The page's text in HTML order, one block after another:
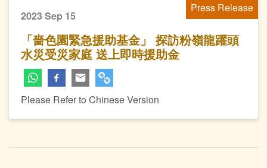
Press Release
2023 Sep 15
「嗇色園緊急援助基金」 探訪粉嶺龍躍頭
水災受災家庭 送上即時援助金
Please Refer to Chinese Version